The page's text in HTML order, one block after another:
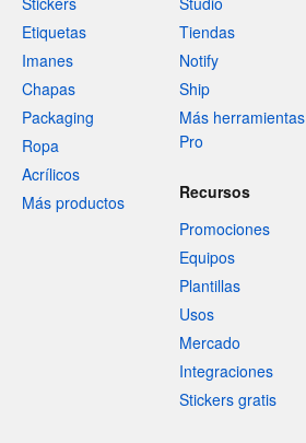
Etiquetas
Imanes
Chapas
Packaging
Ropa
Acrílicos
Más productos
Tiendas
Notify
Ship
Más herramientas
Pro
Recursos
Promociones
Equipos
Plantillas
Usos
Mercado
Integraciones
Stickers gratis